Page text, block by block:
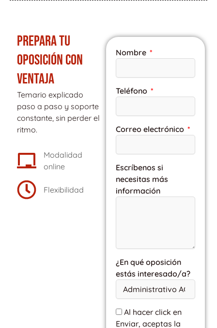
PREPARA TU
OPOSICIÓN CON
VENTAJA
Temario explicado
paso a paso y soporte
constante, sin perder el
ritmo.
Modalidad
online
Flexibilidad
Nombre
Teléfono
Correo electrónico
Escríbenos si
necesitas más
información
¿En qué oposición
estás interesado/a?
Al hacer click en
Enviar, aceptas la